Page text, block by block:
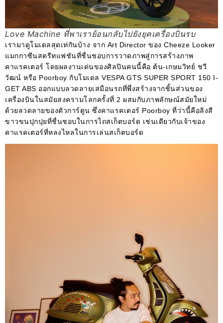
Love Machine ที่พาเราย้อนกลับไปยังยุคเครื่องบินรบ
เรามาดูโมเดลสุดเท่กันบ้าง จาก Art Director ของ Cheeze Looker
แมกกาซีนสตรีทแฟชันที่ชื่นชอบการวาดภาพสู่การสร้างภาพ
คาแรคเตอร์ โดยผลงานเด่นของศิลปินคนนี้คือ ต้น-เกษมวิทย์ ชวี
วัฒน์ หรือ Poorboy กับโมเดล VESPA GTS SUPER SPORT 150 I-
GET ABS ออกแบบลวดลายเสมือนรถที่พึ่งสร้างจากชิ้นส่วนของ
เครื่องบินในสมัยสงครามโลกครั้งที่ 2 ผสมกับภาพลักษณ์สมัยใหม่
ด้วยลวดลายของตัวการ์ตูน ซึ่งคาแรคเตอร์ Poorboy ที่ว่านี้คือลิงสี
ขาวขนปุกปุยที่ชื่นชอบในการไถสเก็ตบอร์ด เช่นเดียวกับเจ้าของ
คาแรคเตอร์ที่หลงไหลในการเล่นสเก็ตบอร์ด